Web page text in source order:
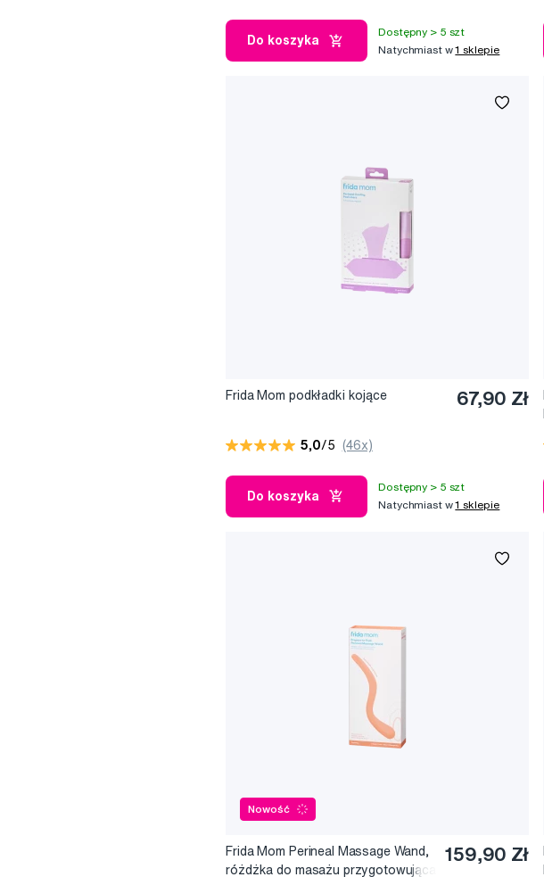
Do koszyka
Dostępny > 5 szt
Natychmiast w1 sklepie
Frida Mom podkładki kojące 67,90 Zł
5,0/5 (46x)
Do koszyka
Dostępny > 5 szt
Natychmiast w1 sklepie
Nowość
Frida Mom Perineal Massage Wand,
różdżka do masażu przygotowująca
159,90 Zł